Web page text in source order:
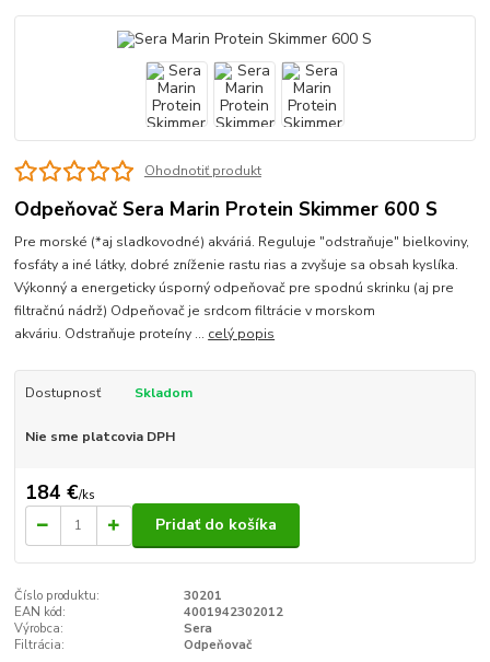
Ohodnotiť produkt
Odpeňovač Sera Marin Protein Skimmer 600 S
Pre morské (*aj sladkovodné) akváriá. Reguluje "odstraňuje" bielkoviny,
fosfáty a iné látky, dobré zníženie rastu rias a zvyšuje sa obsah kyslíka.
Výkonný a energeticky úsporný odpeňovač pre spodnú skrinku (aj pre
filtračnú nádrž) Odpeňovač je srdcom filtrácie v morskom
akváriu. Odstraňuje proteíny ... celý popis
Dostupnosť Skladom
Nie sme platcovia DPH
184 €/ks
Pridať do košíka
Číslo produktu:
30201
EAN kód:
4001942302012
Výrobca:
Sera
Filtrácia:
Odpeňovač